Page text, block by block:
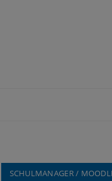
SCHULMANAGER /